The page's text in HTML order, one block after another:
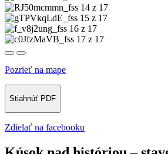
14 z 17
15 z 17
16 z 17
17 z 17
Pozrieť na mape
Stiahnúť PDF
Zdielať na facebooku